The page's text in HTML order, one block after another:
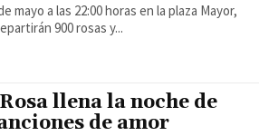
mayo a las 22:00 horas en la plaza Mayor,
900 rosas y...
llena la noche de
de amor